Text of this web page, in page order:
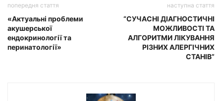
попередня стаття
«Актуальні проблеми
акушерської
ендокринології та
перинатології»
наступна стаття
“СУЧАСНІ ДІАГНОСТИЧНІ
МОЖЛИВОСТІ ТА
АЛГОРИТМИ ЛІКУВАННЯ
РІЗНИХ АЛЕРГІЧНИХ
СТАНІВ”